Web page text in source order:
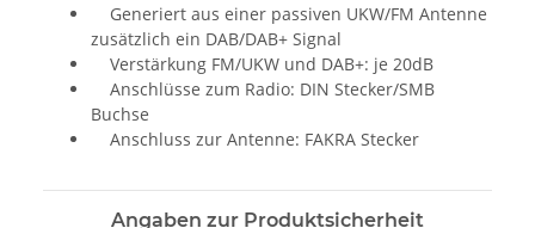
Generiert aus einer passiven UKW/FM Antenne
zusätzlich ein DAB/DAB+ Signal
Verstärkung FM/UKW und DAB+: je 20dB
Anschlüsse zum Radio: DIN Stecker/SMB
Buchse
Anschluss zur Antenne: FAKRA Stecker
Angaben zur Produktsicherheit